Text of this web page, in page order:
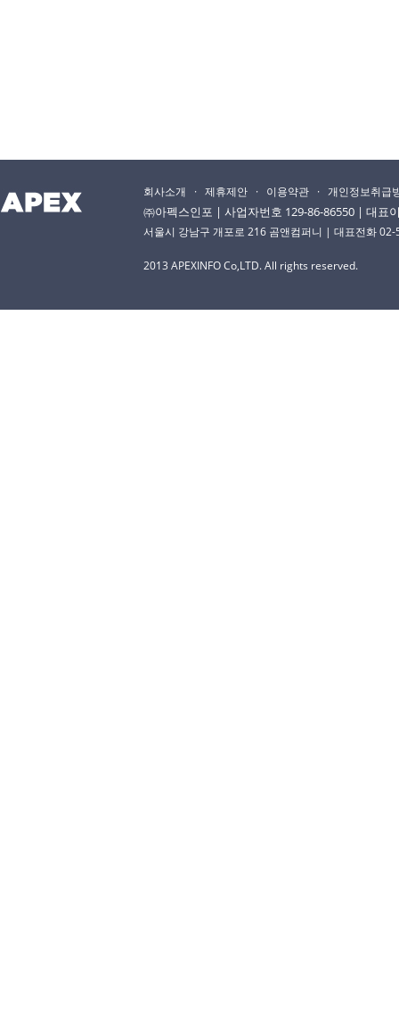
회사소개 · 제휴제안 · 이용약관 · 개인정보취급
㈜아펙스인포 | 사업자번호 129-86-86550 | 대표
서울시 강남구 개포로 216 곰앤컴퍼니 | 대표전화
2013 APEXINFO Co,LTD. All rights reserved.